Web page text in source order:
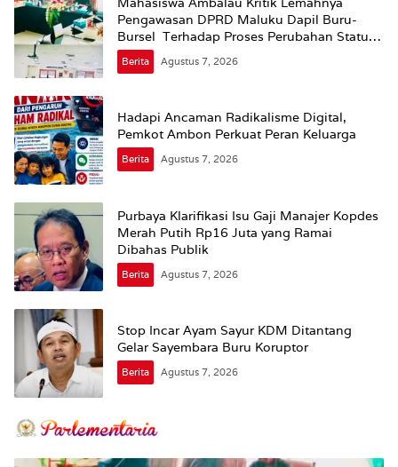
Pengawasan DPRD Maluku Dapil Buru-
Bursel Terhadap Proses Perubahan Status
Jalan
Berita Agustus 7, 2026
Hadapi Ancaman Radikalisme Digital,
Pemkot Ambon Perkuat Peran Keluarga
Berita Agustus 7, 2026
Purbaya Klarifikasi Isu Gaji Manajer Kopdes
Merah Putih Rp16 Juta yang Ramai
Dibahas Publik
Berita Agustus 7, 2026
Stop Incar Ayam Sayur KDM Ditantang
Gelar Sayembara Buru Koruptor
Berita Agustus 7, 2026